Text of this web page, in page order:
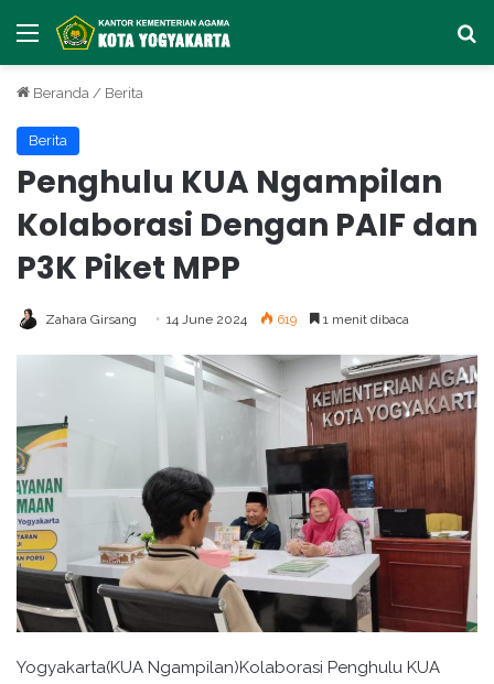
Menu
Beranda / Berita
Berita
Penghulu KUA Ngampilan
Kolaborasi Dengan PAIF dan
P3K Piket MPP
Zahara Girsang 14 June 2024 619 1 menit dibaca
Yogyakarta(KUA Ngampilan)Kolaborasi Penghulu KUA